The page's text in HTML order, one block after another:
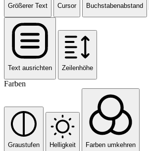
Größerer Text Cursor Buchstabenabstand
Text ausrichten Zeilenhöhe
Farben
Graustufen Helligkeit Farben umkehren